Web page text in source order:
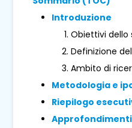
Introduzione
Obiettivi dello
Definizione
Ambito di
Metodologia e
Riepilogo